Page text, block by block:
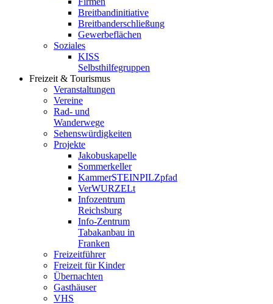
Breitbandinitiative
Breitbanderschließung
Gewerbeflächen
Soziales
KISS
Selbsthilfegruppen
Freizeit & Tourismus
Veranstaltungen
Vereine
Rad- und
Wanderwege
Sehenswürdigkeiten
Projekte
Jakobuskapelle
Sommerkeller
KammerSTEINPILZpfad
VerWURZELt
Infozentrum
Reichsburg
Info-Zentrum
Tabakanbau in
Franken
Freizeitführer
Freizeit für Kinder
Übernachten
Gasthäuser
VHS